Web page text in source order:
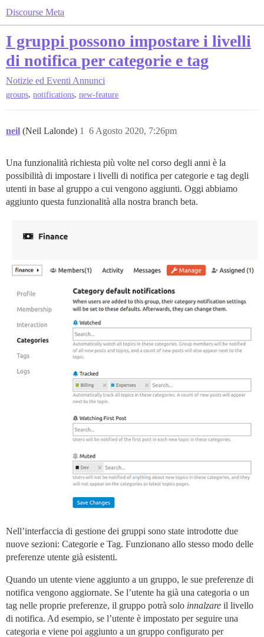
Discourse Meta
I gruppi possono impostare i livelli
di notifica per categorie e tag
Notizie ed Eventi Annunci
groups, notifications, new-feature
neil (Neil Lalonde) 6 Agosto 2020, 7:26pm
1
Una funzionalità richiesta più volte nel corso degli anni è la
possibilità di impostare i livelli di notifica per categorie e tag degli
utenti in base al gruppo a cui vengono aggiunti. Oggi abbiamo
aggiunto questa funzionalità alla nostra branch beta.
Nell’interfaccia di gestione dei gruppi sono state introdotte due
nuove sezioni: Categorie e Tag. Funzionano allo stesso modo delle
preferenze utente già esistenti.
Quando un utente viene aggiunto a un gruppo, le sue preferenze di
notifica vengono aggiornate. Se l’utente ha già una categoria o un
tag nelle proprie preferenze, il gruppo potrà solo innalzare il livello
di notifica. Ad esempio, se l’utente è impostato per seguire una
categoria e viene poi aggiunto a un gruppo configurato per